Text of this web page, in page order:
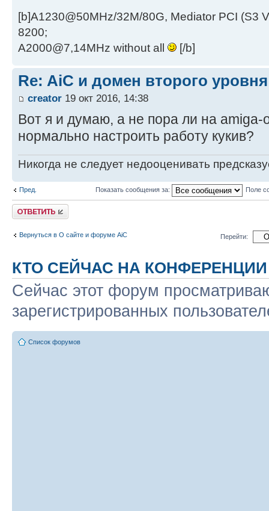
[b]A1230@50MHz/32M/80G, Mediator PCI (S3
8200;
A2000@7,14MHz without all
[/b]
Re: AiC и домен второго уровня
creator 19 окт 2016, 14:38
Вот я и думаю, а не пора ли на amiga-
нормально настроить работу кукив?
Никогда не следует недооценивать
Пред. Показать сообщения за: Поле
Ответить
Вернуться в О сайте и форуме AiC Перейти:
КТО СЕЙЧАС НА КОНФЕРЕНЦИИ
Сейчас этот форум
зарегистрированных
Список форумов